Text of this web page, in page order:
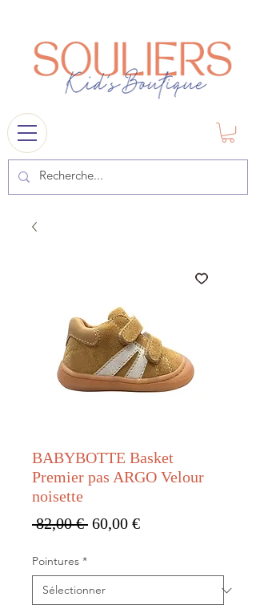
souliers 1841@gmail.com
BABYBOTTE Basket
Premier pas ARGO Velour
noisette
82,00 € Prix original
60,00 €Prix promotionnel
Pointures *